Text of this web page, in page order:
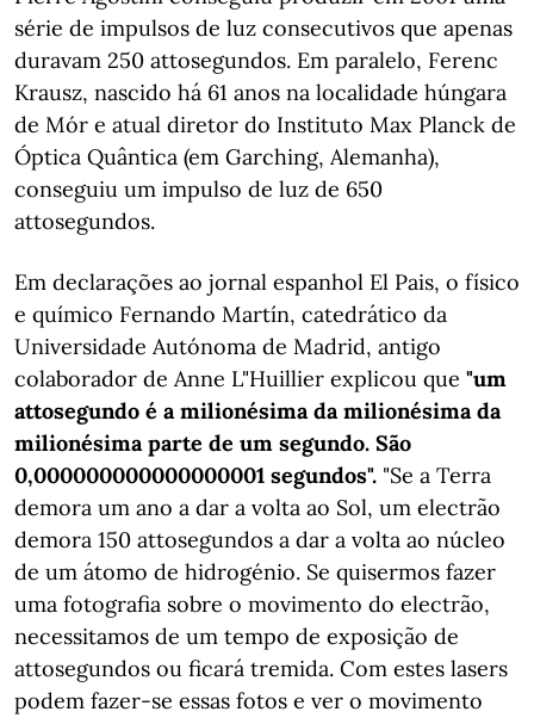
série de impulsos de luz consecutivos que apenas
duravam 250 attosegundos. Em paralelo, Ferenc
Krausz, nascido há 61 anos na localidade húngara
de Mór e atual diretor do Instituto Max Planck de
Óptica Quântica (em Garching, Alemanha),
conseguiu um impulso de luz de 650
attosegundos.
Em declarações ao jornal espanhol El Pais, o físico
e químico Fernando Martín, catedrático da
Universidade Autónoma de Madrid, antigo
colaborador de Anne L"Huillier explicou que "um
attosegundo é a milionésima da milionésima da
milionésima parte de um segundo. São
0,000000000000000001 segundos". "Se a Terra
demora um ano a dar a volta ao Sol, um electrão
demora 150 attosegundos a dar a volta ao núcleo
de um átomo de hidrogénio. Se quisermos fazer
uma fotografia sobre o movimento do electrão,
necessitamos de um tempo de exposição de
attosegundos ou ficará tremida. Com estes lasers
podem fazer-se essas fotos e ver o movimento